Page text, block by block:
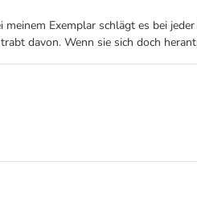
Exemplar schlägt es bei
davon. Wenn sie sich doch